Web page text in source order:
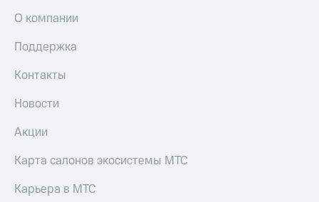
О компании
Поддержка
Контакты
Новости
Акции
Карта салонов экосистемы МТС
Карьера в МТС